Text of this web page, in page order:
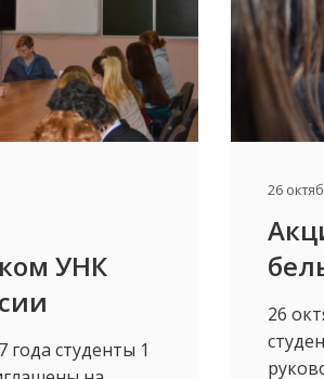
УНК
года студенты 1
26
26